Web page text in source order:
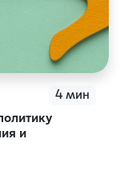
4 мин
и